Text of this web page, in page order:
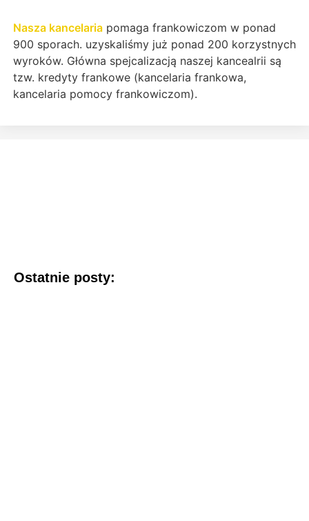
Nasza kancelariapomaga frankowiczom w ponad
900 sporach. uzyskaliśmy już ponad 200 korzystnych
wyroków. Główna spejcalizacją naszej kancealrii są
tzw. kredyty frankowe (kancelaria frankowa,
kancelaria pomocy frankowiczom).
Ostatnie posty: